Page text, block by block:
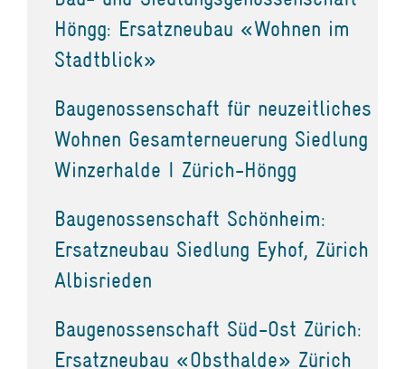
Höngg: Ersatzneubau «Wohnen im
Stadtblick»
Baugenossenschaft für neuzeitliches
Wohnen Gesamterneuerung Siedlung
Winzerhalde I Zürich-Höngg
Baugenossenschaft Schönheim:
Ersatzneubau Siedlung Eyhof, Zürich
Albisrieden
Baugenossenschaft Süd-Ost Zürich:
Ersatzneubau «Obsthalde» Zürich